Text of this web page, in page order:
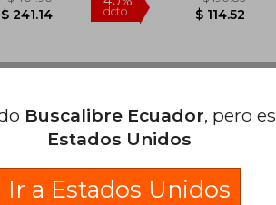
Buscalibre Ecuador, pero
Estados Unidos
Ir a Estados Unidos